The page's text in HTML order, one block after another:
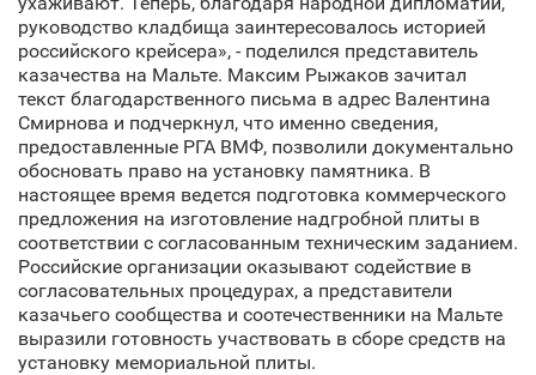
руководство кладбища заинтересовалось историей
российского крейсера», - поделился представитель
казачества на Мальте. Максим Рыжаков зачитал
текст благодарственного письма в адрес Валентина
Смирнова и подчеркнул, что именно сведения,
предоставленные РГА ВМФ, позволили документально
обосновать право на установку памятника. В
настоящее время ведется подготовка коммерческого
предложения на изготовление надгробной плиты в
соответствии с согласованным техническим заданием.
Российские организации оказывают содействие в
согласовательных процедурах, а представители
казачьего сообщества и соотечественники на Мальте
выразили готовность участвовать в сборе средств на
установку мемориальной плиты.